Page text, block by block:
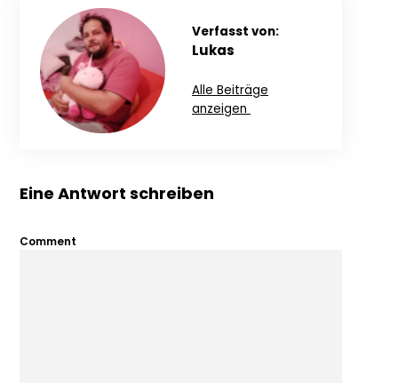
Verfasst von:
Lukas
Alle Beiträge
anzeigen
Eine Antwort schreiben
Comment